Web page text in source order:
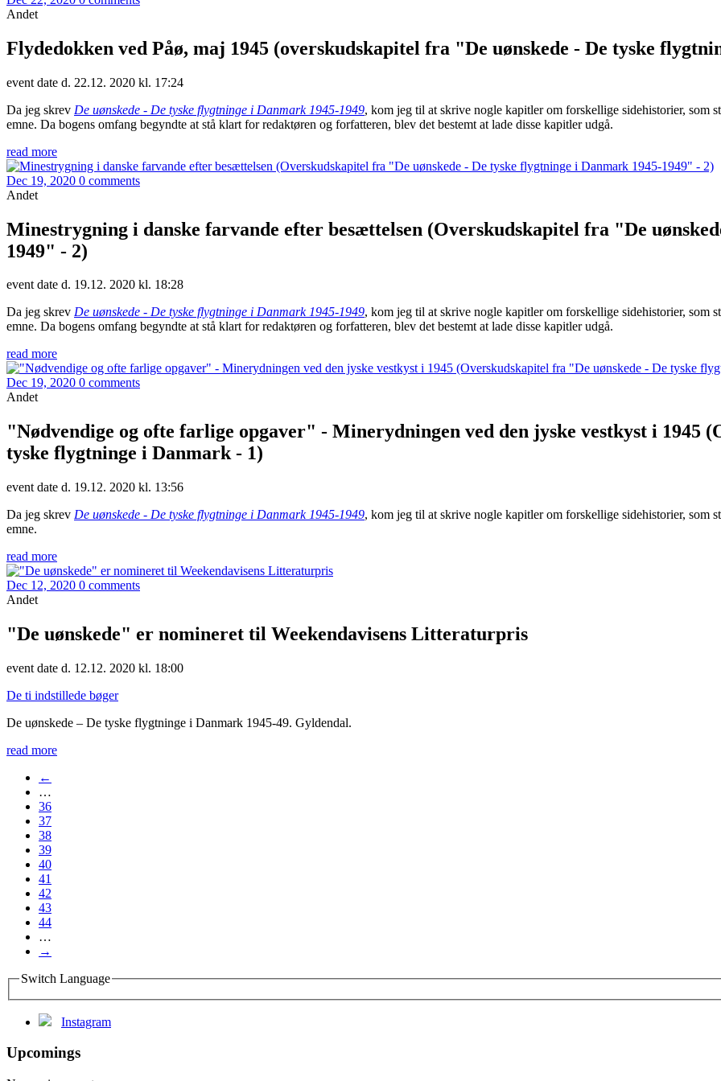
Andet
Flydedokken ved Påø, maj 1945 (overskudskapitel fra "De uønskede - De tyske
event date d. 22.12. 2020 kl. 17:24
Da jeg skrev De uønskede - De tyske flygtninge i Danmark 1945-1949, kom jeg til at skrive nogle kapitler om forskellige sidehistorier, som
emne. Da bogens omfang begyndte at stå klart for redaktøren og forfatteren, blev det bestemt at lade disse kapitler udgå.
read more
Dec 19, 2020 0 comments
Andet
Minestrygning i danske farvande efter besættelsen (Overskudskapitel fra "De
1949" - 2)
event date d. 19.12. 2020 kl. 18:28
Da jeg skrev De uønskede - De tyske flygtninge i Danmark 1945-1949, kom jeg til at skrive nogle kapitler om forskellige sidehistorier, som
emne. Da bogens omfang begyndte at stå klart for redaktøren og forfatteren, blev det bestemt at lade disse kapitler udgå.
read more
Dec 19, 2020 0 comments
Andet
"Nødvendige og ofte farlige opgaver" - Minerydningen ved den jyske vestkyst i 1945
tyske flygtninge i Danmark - 1)
event date d. 19.12. 2020 kl. 13:56
Da jeg skrev De uønskede - De tyske flygtninge i Danmark 1945-1949, kom jeg til at skrive nogle kapitler om forskellige sidehistorier, som
emne.
read more
Dec 12, 2020 0 comments
Andet
"De uønskede" er nomineret til Weekendavisens Litteraturpris
event date d. 12.12. 2020 kl. 18:00
De ti indstillede bøger
De uønskede – De tyske flygtninge i Danmark 1945-49. Gyldendal.
read more
←
…
36
37
38
39
40
41
42
43
44
…
→
Switch Language
Instagram
Upcomings